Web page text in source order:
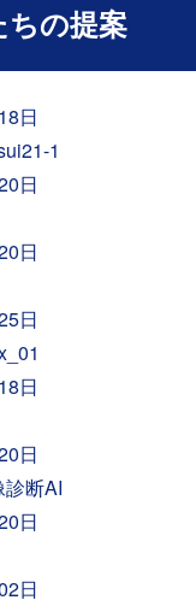
の提案
日
1
日
日
日
日
日
診断AI
日
日